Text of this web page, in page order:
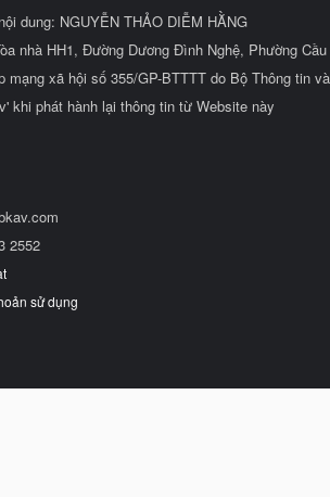
dung: NGUYỄN THẢO DIỄM HẰNG
nhà HH1, Đường Dương Đình Nghệ, Phường
mạng xã hội số 355/GP-BTTTT do Bộ Thông tin
khi phát hành lại thông tin từ Website này
2552
sử dụng